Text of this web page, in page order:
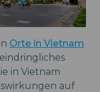
Orte in Vietnam
in Vietnam
auf